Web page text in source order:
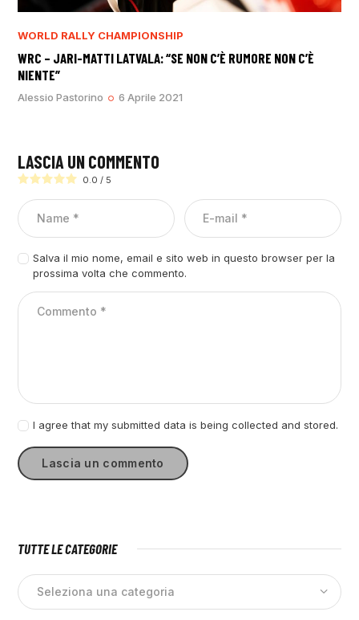
WORLD RALLY CHAMPIONSHIP
WRC – JARI-MATTI LATVALA: “SE NON C’È RUMORE NON C’È
NIENTE”
Alessio Pastorino 6 Aprile 2021
LASCIA UN COMMENTO
0.0 / 5
Salva il mio nome, email e sito web in questo browser per la
prossima volta che commento.
I agree that my submitted data is being collected and stored.
TUTTE LE CATEGORIE